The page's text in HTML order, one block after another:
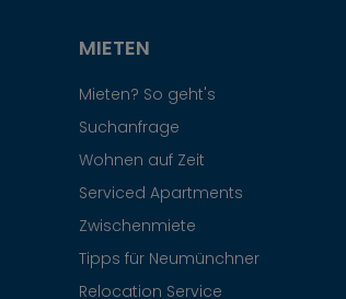
MIETEN
Mieten? So geht's
Suchanfrage
Wohnen auf Zeit
Serviced Apartments
Zwischenmiete
Tipps für Neumünchner
Relocation Service